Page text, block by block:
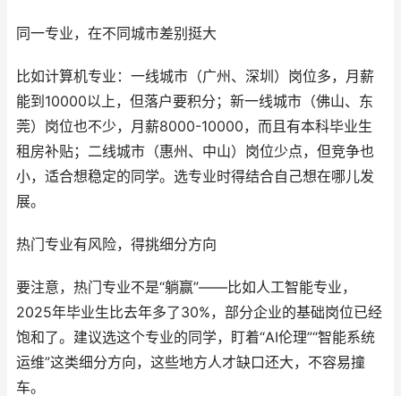
同一专业，在不同城市差别挺大
比如计算机专业：一线城市（广州、深圳）岗位多，月薪
能到10000以上，但落户要积分；新一线城市（佛山、东
莞）岗位也不少，月薪8000-10000，而且有本科毕业生
租房补贴；二线城市（惠州、中山）岗位少点，但竞争也
小，适合想稳定的同学。选专业时得结合自己想在哪儿发
展。
热门专业有风险，得挑细分方向
要注意，热门专业不是“躺赢”——比如人工智能专业，
2025年毕业生比去年多了30%，部分企业的基础岗位已经
饱和了。建议选这个专业的同学，盯着“AI伦理”“智能系统
运维”这类细分方向，这些地方人才缺口还大，不容易撞
车。